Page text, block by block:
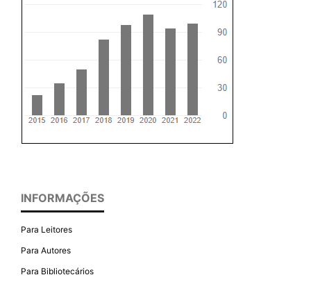
INFORMAÇÕES
Para Leitores
Para Autores
Para Bibliotecários